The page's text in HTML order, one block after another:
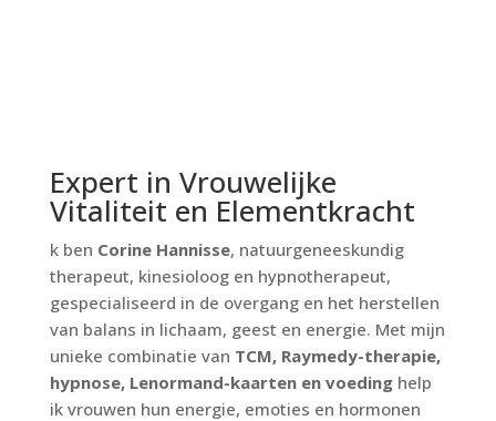
Expert in Vrouwelijke
Vitaliteit en Elementkracht
k ben Corine Hannisse, natuurgeneeskundig
therapeut, kinesioloog en hypnotherapeut,
gespecialiseerd in de overgang en het herstellen
van balans in lichaam, geest en energie. Met mijn
unieke combinatie van TCM, Raymedy-therapie,
hypnose, Lenormand-kaarten en voedinghelp
ik vrouwen hun energie, emoties en hormonen